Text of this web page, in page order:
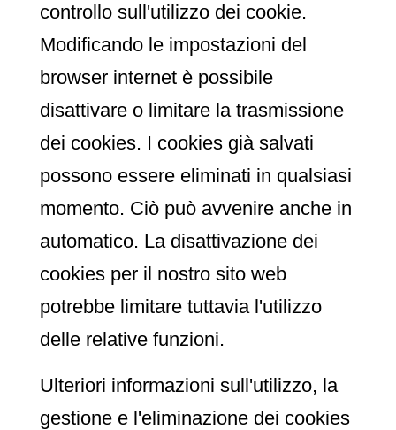
controllo sull'utilizzo dei cookie.
Modificando le impostazioni del
browser internet è possibile
disattivare o limitare la trasmissione
dei cookies. I cookies già salvati
possono essere eliminati in qualsiasi
momento. Ciò può avvenire anche in
automatico. La disattivazione dei
cookies per il nostro sito web
potrebbe limitare tuttavia l'utilizzo
delle relative funzioni.
Ulteriori informazioni sull'utilizzo, la
gestione e l'eliminazione dei cookies